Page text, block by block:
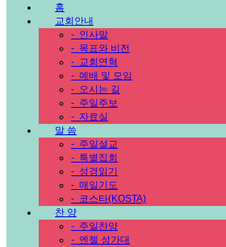
홈
교회안내
- 인사말
- 목표와 비전
- 교회연혁
- 예배 및 모임
- 오시는 길
- 주일주보
- 자료실
말 씀
- 주일설교
- 특별집회
- 성경읽기
- 매일기도
- 코스타(KOSTA)
찬 양
- 주일찬양
- 엔젤 성가대